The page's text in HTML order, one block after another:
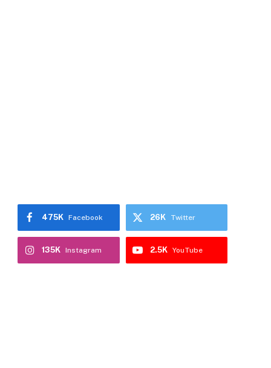
Facebook
475K Twitter
26K
Instagram
135K YouTube
2.5K